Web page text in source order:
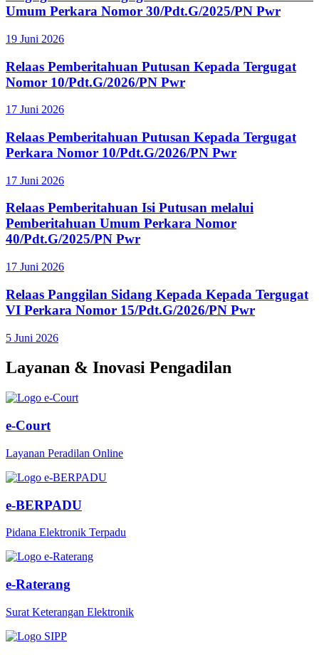
Umum Perkara Nomor 30/Pdt.G/2025/PN Pwr
19 Juni 2026
Relaas Pemberitahuan Putusan Kepada Tergugat
Nomor 10/Pdt.G/2026/PN Pwr
17 Juni 2026
Relaas Pemberitahuan Putusan Kepada Tergugat
Perkara Nomor 10/Pdt.G/2026/PN Pwr
17 Juni 2026
Relaas Pemberitahuan Isi Putusan melalui
Pemberitahuan Umum Perkara Nomor
40/Pdt.G/2025/PN Pwr
17 Juni 2026
Relaas Panggilan Sidang Kepada Kepada Tergugat
VI Perkara Nomor 15/Pdt.G/2026/PN Pwr
5 Juni 2026
Layanan & Inovasi Pengadilan
e-Court
Layanan Peradilan Online
e-BERPADU
Pidana Elektronik Terpadu
e-Raterang
Surat Keterangan Elektronik